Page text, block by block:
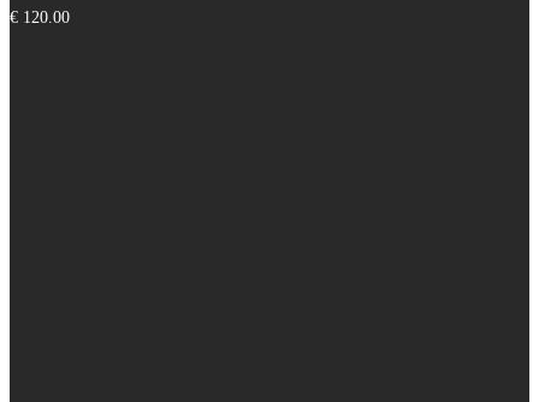
€ 120.00